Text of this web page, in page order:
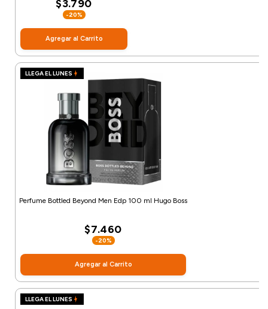
$3.790
-20%
Agregar al Carrito
LLEGA EL LUNES
Perfume Bottled Beyond Men Edp 100 ml Hugo Boss
$7.460
-20%
Agregar al Carrito
LLEGA EL LUNES